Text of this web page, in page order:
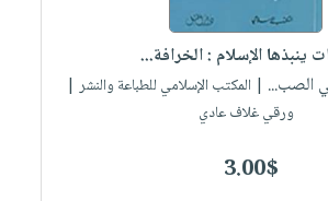
ينبذها الإسلام : الخرافة...
الصب... | المكتب الإسلامي للطباعة والنشر |
ورقي غلاف عادي
3.00$